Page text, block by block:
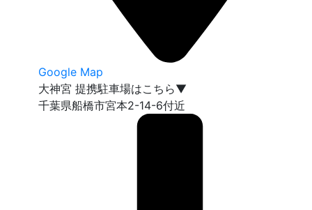
Google Map
大神宮 提携駐車場はこちら▼
千葉県船橋市宮本2-14-6付近